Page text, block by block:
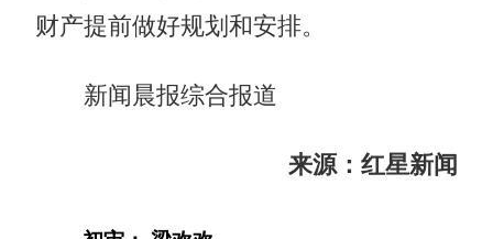
财产提前做好规划和安排。
新闻晨报综合报道
来源：红星新闻